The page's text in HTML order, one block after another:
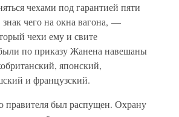
чехами под гарантией пяти
чего на окна вагона, —
чехи ему и свите
по приказу Жанена навешаны
японский,
и французский.
правителя был распущен. Охрану